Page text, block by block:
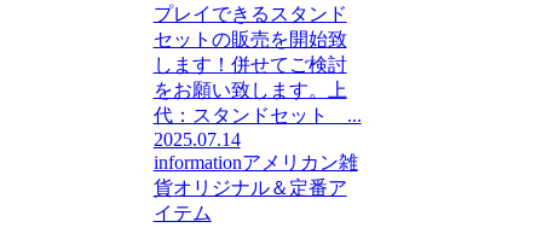
プレイできるスタンド
セットの販売を開始致
します！併せてご検討
をお願い致します。上
代：スタンドセット ...
2025.07.14
informationアメリカン雑
貨オリジナル＆定番ア
イテム